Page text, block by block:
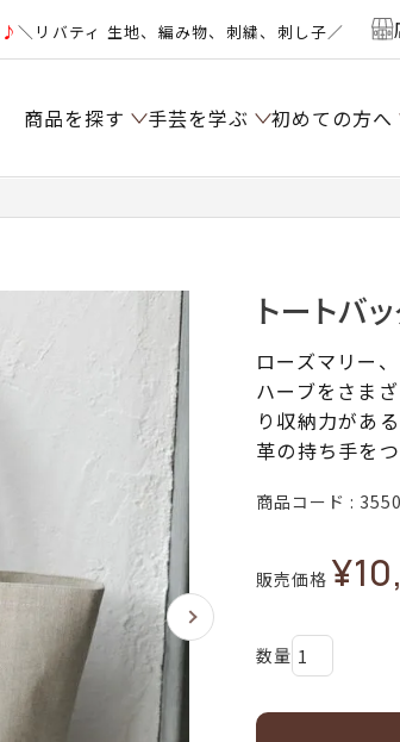
♪＼リバティ 生地、編み物、刺繍、刺し子／
商品を探す 手芸を学ぶ 初めての方へ
トートバ
ローズマリー
ハーブをさま
り収納力があ
革の持ち手をつ
商品コード
販売価格 ¥